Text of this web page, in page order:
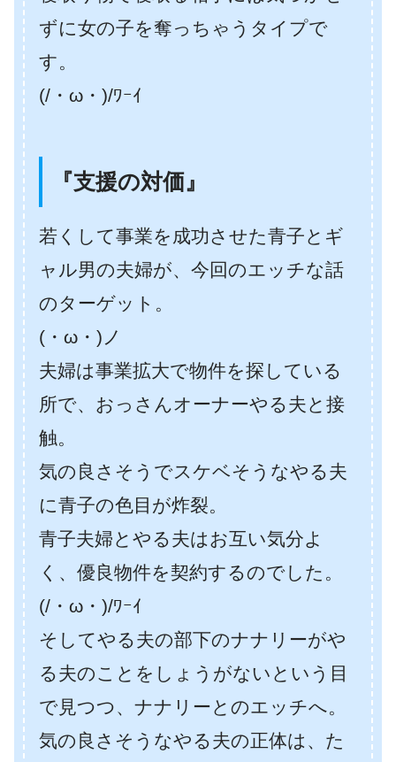
ずに女の子を奪っちゃうタイプで
す。
(/・ω・)/ﾜｰｲ
『支援の対価』
若くして事業を成功させた青子とギ
ャル男の夫婦が、今回のエッチな話
のターゲット。
(・ω・)ノ
夫婦は事業拡大で物件を探している
所で、おっさんオーナーやる夫と接
触。
気の良さそうでスケベそうなやる夫
に青子の色目が炸裂。
青子夫婦とやる夫はお互い気分よ
く、優良物件を契約するのでした。
(/・ω・)/ﾜｰｲ
そしてやる夫の部下のナナリーがや
る夫のことをしょうがないという目
で見つつ、ナナリーとのエッチへ。
気の良さそうなやる夫の正体は、た